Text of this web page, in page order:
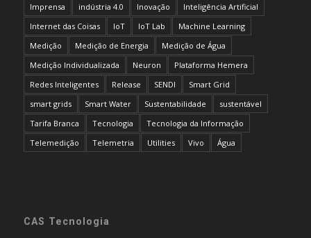
Imprensa
indústria 4.0 Inovação
Inteligência Artificial
Internet das Coisas
IoT IoT Lab
Machine Learning
Medição
Medição de Energia
Medição de Água
Medição Individualizada
Neuron
Plataforma Hemera
Redes Inteligentes
Release SENDI
Smart Grid
smart grids
Smart Water Sustentabilidade
sustentável
Tarifa Branca
Tecnologia
Tecnologia da Informação
Telemedição
Telemetria Utilities Vivo Água
CAS Tecnologia